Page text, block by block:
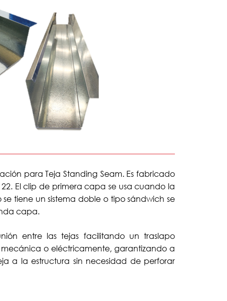
para Teja Standing Seam. Es fabricado
El clip de primera capa se usa cuando la
tiene un sistema doble o tipo sándwich se
capa.
entre las tejas facilitando un traslapo
o eléctricamente, garantizando a
a la estructura sin necesidad de perforar